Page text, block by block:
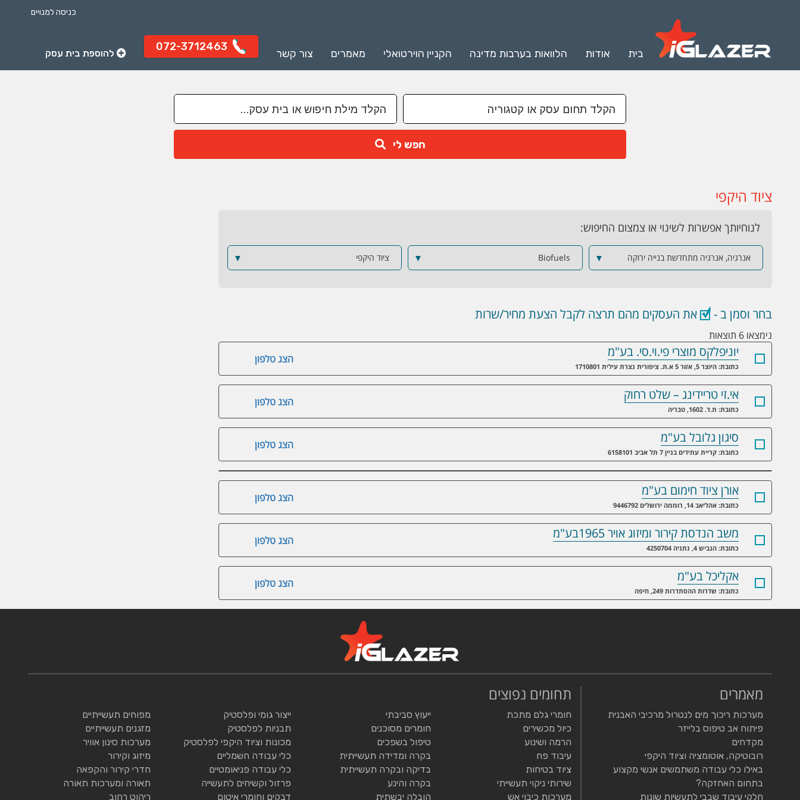
כניסה למנויים
בית אודות הלוואות בערבות מדינה הקניין הוירטואלי מאמרים צור קשר
072-3712463
להוספת בית עסק
חפש לי
ציוד היקפי
לנוחיותך אפשרות לשינוי או צמצום החיפוש:
אנרגיה, אנרגיה מתחדשת בנייה ירוקה ▼
Biofuels
▼ ציוד היקפי ▼
בחר וסמן ב - את העסקים מהם תרצה לקבל הצעת מחיר/שרות
נימצאו 6 תוצאות
הצג טלפון
יוניפלקס מוצרי פי.וי.סי. בע"מ
כתובת: היוצר 5, אזור 5 א.ת. ציפורית נצרת עילית 1710801
הצג טלפון אי.זי טריידינג – שלט רחוק
כתובת: ת.ד. 1602, טבריה
הצג טלפון סיגון גלובל בע"מ
כתובת: קריית עתידים בניין 7 תל אביב 6158101
הצג טלפון אורן ציוד חימום בע"מ
כתובת: אהליאב 14, רוממה ירושלים 9446792
הצג טלפון משב הנדסת קירור ומיזוג אויר 1965בע"מ
כתובת: הגביש 4, נתניה 4250704
הצג טלפון אקליכל בע"מ
כתובת: שדרות ההסתדרות 249, חיפה
מאמרים
מערכות ריכוך מים לנטרול מרכיבי האבנית
פיתוח אב טיפוס בלייזר
מקדחים
רובוטיקה, אוטומציה וציוד היקפי
באילו כלי עבודה משתמשים אנשי מקצוע
בתחום האחזקה?
חלקי עיבוד שבבי לתעשיות שונות
תחומים נפוצים
חומרי גלם מתכת
כיול מכשירים
הרמה ושינוע
עיבוד פח
ציוד בטיחות
שירותי ניקוי תעשייתי
מערכות כיבוי אש
ייעוץ סביבתי
חומרים מסוכנים
טיפול בשפכים
בקרה ומדידה תעשייתית
בדיקה ובקרה תעשייתית
בקרה והינע
הובלה יבשתית
ייצור גומי ופלסטיק
תבניות לפלסטיק
מכונות וציוד היקפי לפלסטיק
כלי עבודה חשמליים
כלי עבודה פניאומטיים
פרזול וקשיחים לתעשייה
דבקים וחומרי איטום
מפוחים תעשייתיים
מזגנים תעשייתיים
מערכות סינון אוויר
מיזוג וקירור
חדרי קירור והקפאה
תאורה ומערכות תאורה
ריהוט רחוב